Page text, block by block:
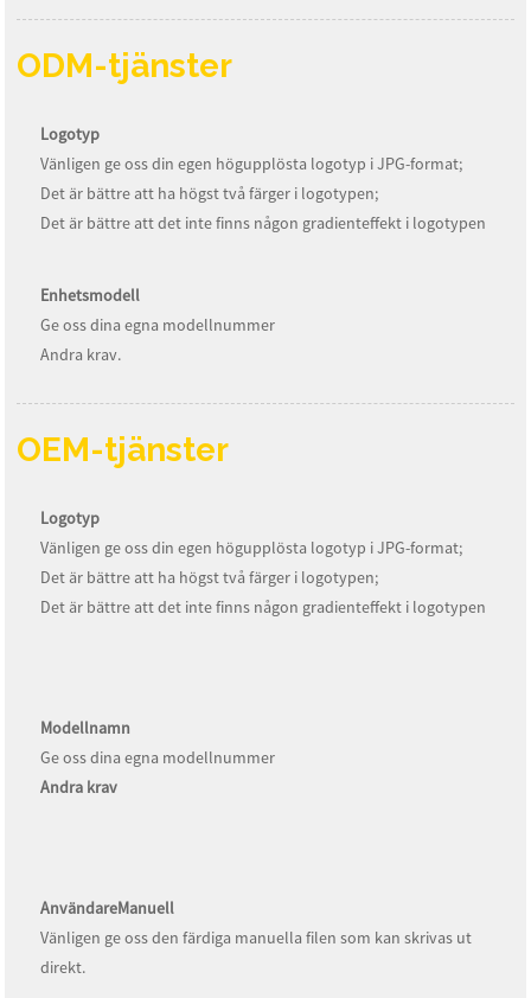
ODM-tjänster
Logotyp
Vänligen ge oss din egen högupplösta logotyp i JPG-format;
Det är bättre att ha högst två färger i logotypen;
Det är bättre att det inte finns någon gradienteffekt i logotypen
Enhetsmodell
Ge oss dina egna modellnummer
Andra krav.
OEM-tjänster
Logotyp
Vänligen ge oss din egen högupplösta logotyp i JPG-format;
Det är bättre att ha högst två färger i logotypen;
Det är bättre att det inte finns någon gradienteffekt i logotypen
Modellnamn
Ge oss dina egna modellnummer
Andra krav
AnvändareManuell
Vänligen ge oss den färdiga manuella filen som kan skrivas ut
direkt.